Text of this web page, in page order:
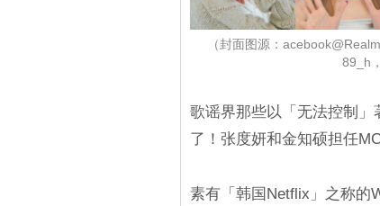
（封面图源：
89_h
歌谣界那些以「无法控制」
了！张度妍和金知硕担任
素有「韩国Netflix」之称的